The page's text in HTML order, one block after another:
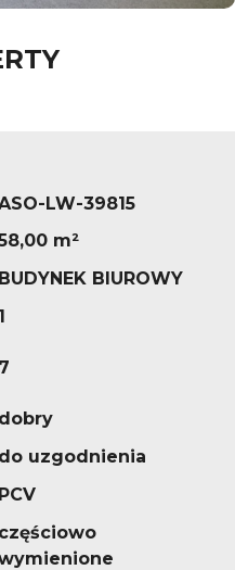
LW-39815
m²
BUDYNEK BIUROWY
1
7
dobry
do uzgodnienia
PCV
częściowo